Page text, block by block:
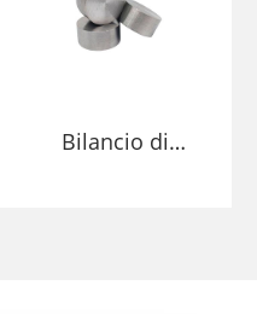
bonu rendimentu
Bilancio di